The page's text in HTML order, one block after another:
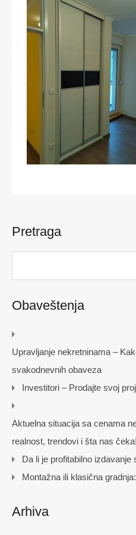
Pretraga
Obaveštenja
Upravljanje nekretninama –
svakodnevnih obaveza
Investitori – Prodajte svoj
Aktuelna situacija sa cenama
realnost, trendovi i šta nas čeka!
Da li je profitabilno izdavanje
Montažna ili klasična
Arhiva